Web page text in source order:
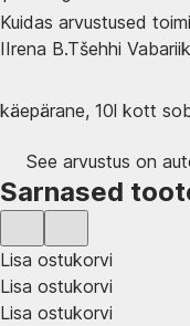
Kuidas arvustused
IIrena B.Tšehhi Vabariik
käepärane, 10l kott
See arvustus on
Sarnased
Lisa ostukorvi
Lisa ostukorvi
Lisa ostukorvi